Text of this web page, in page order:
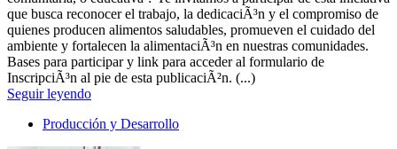
que busca reconocer el trabajo, la dedicaciÃ³n y el compromiso de
quienes producen alimentos saludables, promueven el cuidado del
ambiente y fortalecen la alimentaciÃ³n en nuestras comunidades.
Bases para participar y link para acceder al formulario de
InscripciÃ³n al pie de esta publicaciÃ²n. (...)
Seguir leyendo
Producción y Desarrollo